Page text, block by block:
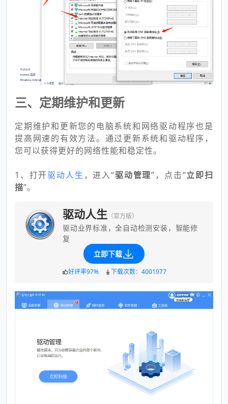
三、定期维护和更新
定期维护和更新您的电脑系统和网络驱动程序也是
提高网速的有效方法。通过更新系统和驱动程序，
您可以获得更好的网络性能和稳定性。
1、打开驱动人生 ，进入“驱动管理”，点击“立即扫
描”。
驱动人生 （官方版）
驱动业界标准，全自动检测安装，智能修
复
立即下载
好评率97% 下载次数：4001977